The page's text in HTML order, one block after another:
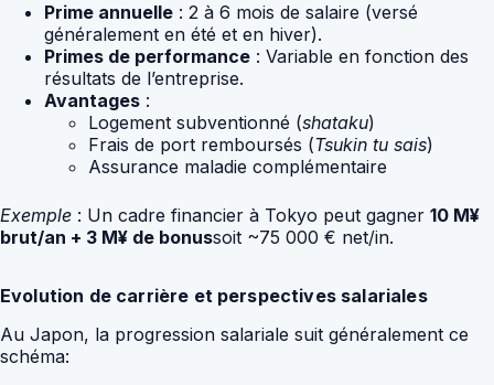
Prime annuelle : 2 à 6 mois de salaire (versé
généralement en été et en hiver).
Primes de performance : Variable en fonction des
résultats de l’entreprise.
Avantages :
Logement subventionné (shataku)
Frais de port remboursés (Tsukin tu sais)
Assurance maladie complémentaire
Exemple : Un cadre financier à Tokyo peut gagner 10 M¥
brut/an + 3 M¥ de bonussoit ~75 000 € net/in.
Evolution de carrière et perspectives salariales
Au Japon, la progression salariale suit généralement ce
schéma: